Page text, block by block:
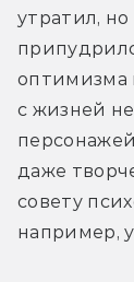
утратил,
оптимизма
с жизней
даже
совету
например,